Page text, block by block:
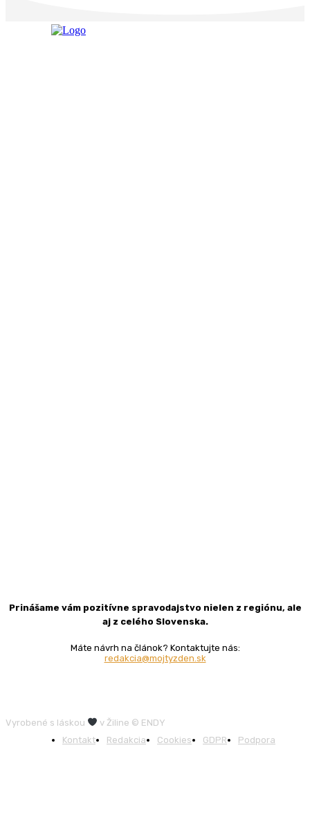
Prinášame vám pozitívne spravodajstvo nielen z regiónu, ale
aj z celého Slovenska.
Máte návrh na článok? Kontaktujte nás:
redakcia@mojtyzden.sk
Vyrobené s láskou
v Žiline © ENDY
Kontakt
Redakcia Cookies GDPR Podpora